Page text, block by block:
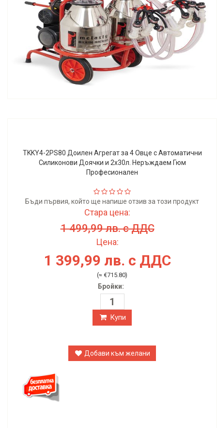
TKKY4-2PS80 Доилен Aгрегат за 4 Oвце с Автоматични
Силиконови Доячки и 2х30л. Неръждаем Гюм
Професионален
Бъди първия, който ще напише отзив за този продукт
Стара цена:
1 499,99 лв. с ДДС
Цена:
1 399,99 лв. с ДДС
(≈ €715.80)
Бройки:
Купи
Добави към желани